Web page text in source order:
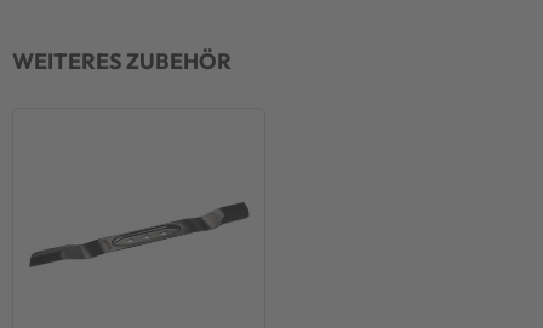
WEITERES ZUBEHÖR